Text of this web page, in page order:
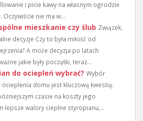
i picie kawy na własnym ogrodzie
Oczywiście nie ma w...
mieszkanie czy ślub Związek,
decyzje Czy to była miłość od
A może decyzja po latach
jakie były początki, teraz...
do ociepleń wybrać? Wybór
domu jest kluczową kwestią.
czasie na koszty jego
lepsze walory cieplne styropianu,...